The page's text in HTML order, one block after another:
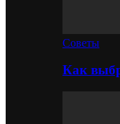
Советы
Как